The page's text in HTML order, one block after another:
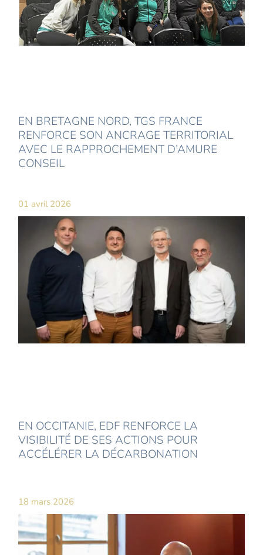
EN BRETAGNE NORD, TGS FRANCE
RENFORCE SON ANCRAGE TERRITORIAL
AVEC LE RAPPROCHEMENT D’AMURE
CONSEIL
01 avril 2026
EN OCCITANIE, EDF RENFORCE LA
VISIBILITÉ DE SES ACTIONS POUR
ACCÉLÉRER LA DÉCARBONATION
18 mars 2026